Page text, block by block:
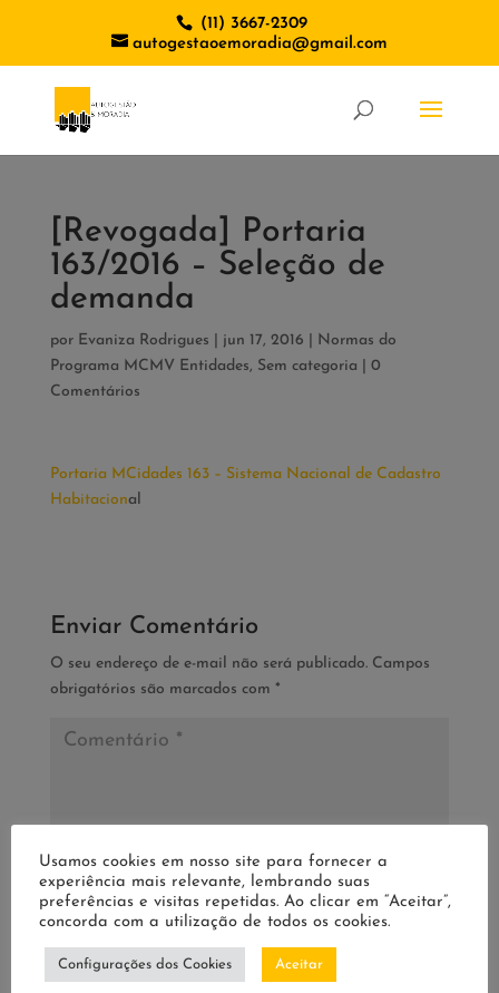
(11) 3667-2309
autogestaoemoradia@gmail.com
[Revogada] Portaria
163/2016 – Seleção de
demanda
por Evaniza Rodrigues jun 17, 2016
Normas do
Programa MCMV Entidades, Sem categoria
0
Comentários
Portaria MCidades 163 – Sistema Nacional de Cadastro
Habitacional
Enviar Comentário
O seu endereço de e-mail não será publicado. Campos
obrigatórios são marcados com *
Usamos cookies em nosso site para fornecer a
experiência mais relevante, lembrando suas
preferências e visitas repetidas. Ao clicar em “Aceitar”,
concorda com a utilização de todos os cookies.
Configurações dos Cookies Aceitar